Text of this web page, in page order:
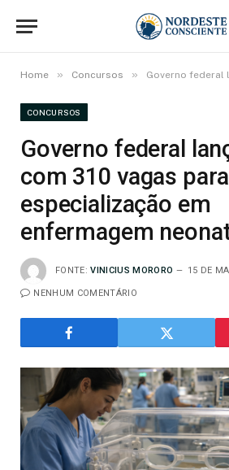
Home » Concursos » Governo federal lança edital com 310
CONCURSOS
Governo federal
com 310 vagas para
especialização em
enfermagem
FONTE: VINICIUS MORORO 15 DE
NENHUM COMENTÁRIO